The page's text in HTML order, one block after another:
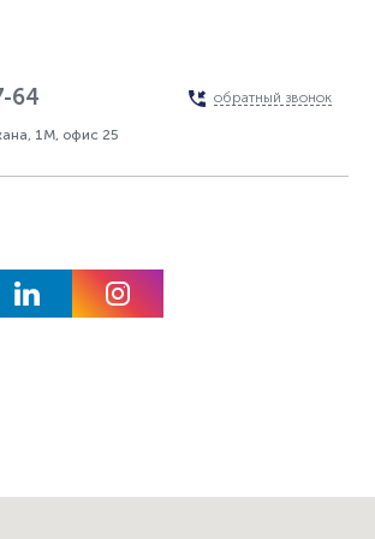
64
1М, офис 25
обратный звонок